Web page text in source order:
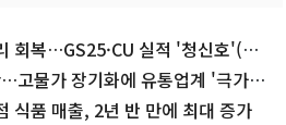
회복…GS25·CU 실적 '청신호'(종
물가 장기화에 유통업계 '극가성
품 매출, 2년 반 만에 최대 증가